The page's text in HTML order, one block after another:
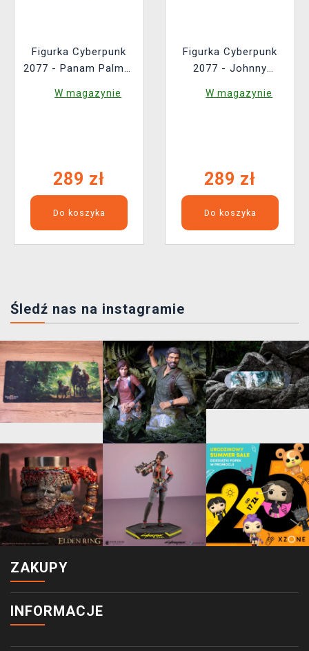
Figurka Cyberpunk
2077 - Panam Palmer
W magazynie
289 zł
Do koszyka
Figurka Cyberpunk
2077 - Johnny
Horse, 24 cm)
W magazynie
289 zł
Do koszyka
Śledź nas na instagramie
ZAKUPY
INFORMACJE